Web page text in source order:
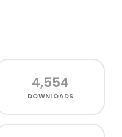
4,554
DOWNLOADS